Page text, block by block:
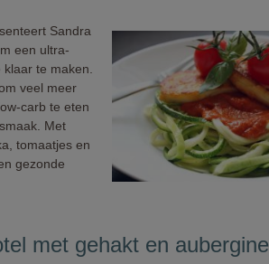
Sandra
een ultra-
te maken.
veel meer
carb te eten
Met
tomaatjes en
gezonde
met gehakt en aubergine